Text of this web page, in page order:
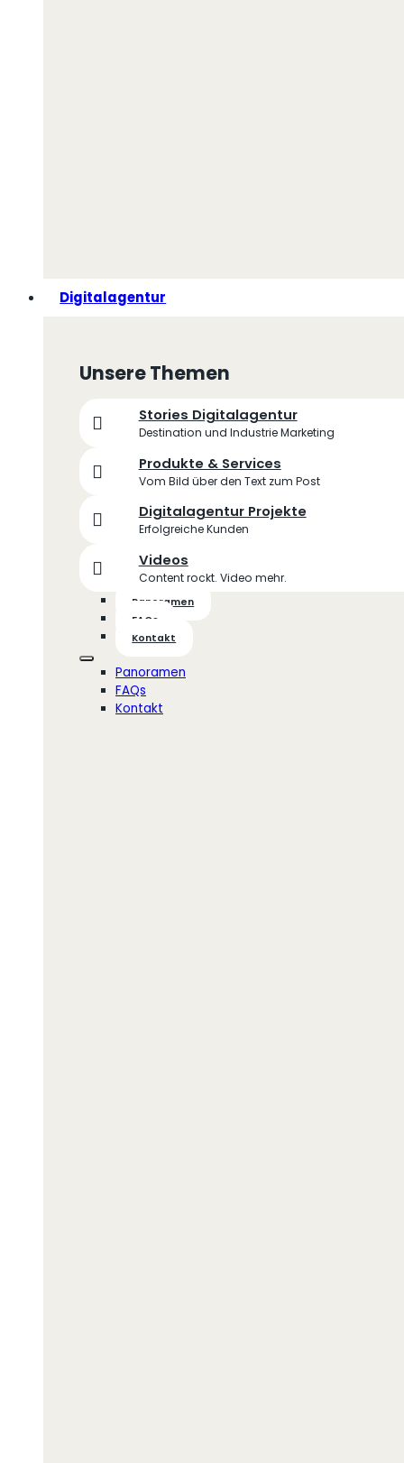
Digitalagentur
Unsere Themen
Stories Digitalagentur
Destination und Industrie Marketing
Produkte & Services
Vom Bild über den Text zum Post
Digitalagentur Projekte
Erfolgreiche Kunden
Videos
Content rockt. Video mehr.
Panoramen
FAQs
Kontakt
Panoramen
FAQs
Kontakt